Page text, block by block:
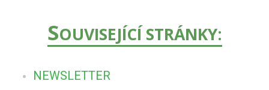
SOUVISEJÍCÍ STRÁNKY:
NEWSLETTER